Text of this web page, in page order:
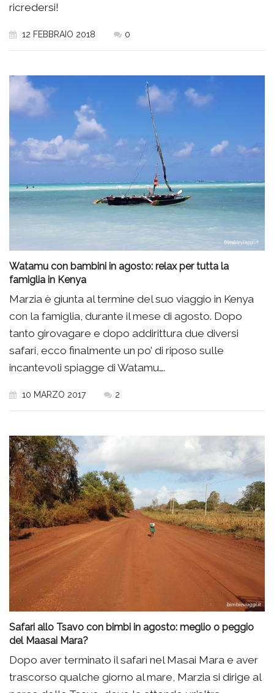
ricredersi!
12 FEBBRAIO 2018 0
Watamu con bambini in agosto: relax per tutta la
famiglia in Kenya
Marzia è giunta al termine del suo viaggio in Kenya
con la famiglia, durante il mese di agosto. Dopo
tanto girovagare e dopo addirittura due diversi
safari, ecco finalmente un po’ di riposo sulle
incantevoli spiagge di Watamu….
10 MARZO 2017 2
Safari allo Tsavo con bimbi in agosto: meglio o peggio
del Maasai Mara?
Dopo aver terminato il safari nel Masai Mara e aver
trascorso qualche giorno al mare, Marzia si dirige al